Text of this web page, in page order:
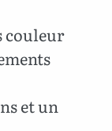
couleur
et un